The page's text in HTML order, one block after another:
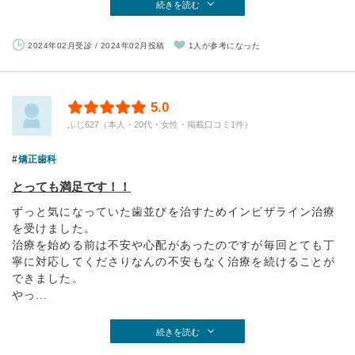
続きを読む
2024年02月受診 / 2024年02月投稿 1人が参考になった
5.0
ふじ627（本人・20代・女性・掲載口コミ1件）
矯正歯科
とっても満足です！！
ずっと気になっていた歯並びを治すためインビザライン治療
を受けました。
治療を始める前は不安や心配があったのですが毎回とても丁
寧に対応してくださりなんの不安もなく治療を続けることが
できました。
やっ...
続きを読む